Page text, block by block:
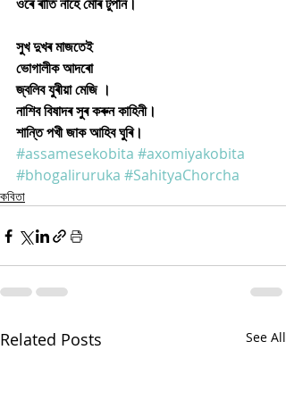
সুখ দুখৰ মাজতেই
ভোগালীক আদৰো
জ্বলিব যুৰীয়া মেজি ।
নাশিব বিষাদৰ সুৰ কৰুন কাহিনী।
শান্তি পখী জাক আহিব ঘুৰি।
#assamesekobita #axomiyakobita
#bhogaliruruka #SahityaChorcha
কবিতা
Related Posts See All